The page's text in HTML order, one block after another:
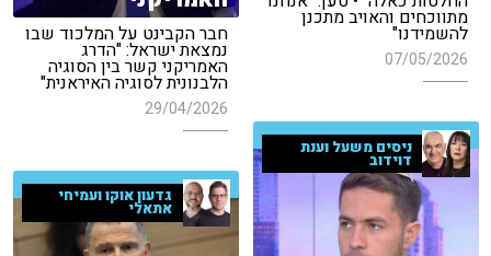
מתווכחים והאויב מתכנן
להשמידנו"
07/05/2026
חבר הקבינט על המלכוד שבו
נמצאת ישראל: "הדרג
האמריקני קשר בין הסוגיה
הלבנונית לסוגיה האיראנית"
29/04/2026
ניסים משעל וענת
דוידוב
גדעון אוקו ועמיחי
אתאלי